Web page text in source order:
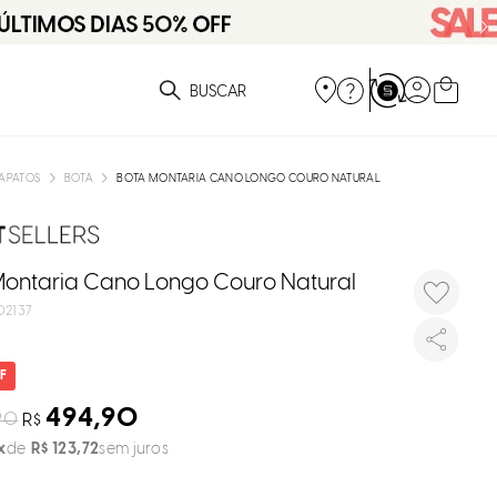
você está procurando?
BOTA BOTA MONTARIA CANO LONGO COURO NATURAL
Cano Longo Couro Natural
R$ 494,90
R$ 123, 72sem juros
Selecione
seu